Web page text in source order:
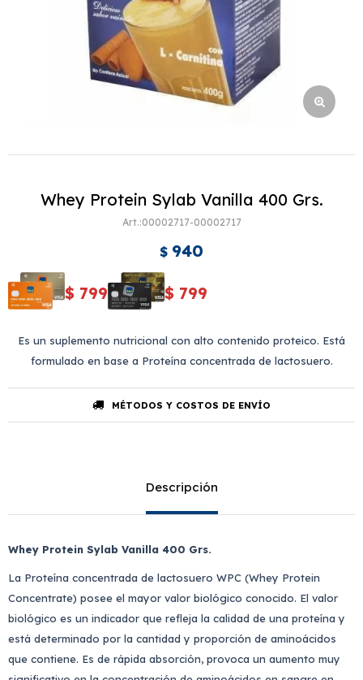
Whey Protein Sylab Vanilla 400 Grs.
00002717-00002717
$ 940
$ 799 $ 799
Es un suplemento nutricional con alto contenido proteico. Está
formulado en base a Proteína concentrada de lactosuero.
MÉTODOS Y COSTOS DE ENVÍO
Descripción
Whey Protein Sylab Vanilla 400 Grs.
La Proteína concentrada de lactosuero WPC (Whey Protein
Concentrate) posee el mayor valor biológico conocido. El valor
biológico es un indicador que refleja la calidad de una proteína y
está determinado por la cantidad y proporción de aminoácidos
que contiene. Es de rápida absorción, provoca un aumento muy